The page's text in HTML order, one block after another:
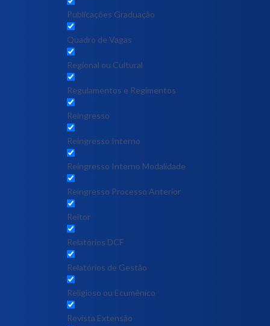
Publicações Graduação
Quadro de Vagas
Regional ou Cultural
Regulamentos e Regimentos
Reingresso
Reingresso Interno
Reingresso Interno Modalidade
Reingresso Processo Anterior
Reitor
Relatórios DCF
Relatórios de Gestão
Religioso ou Ecumênico
Revista Extensão